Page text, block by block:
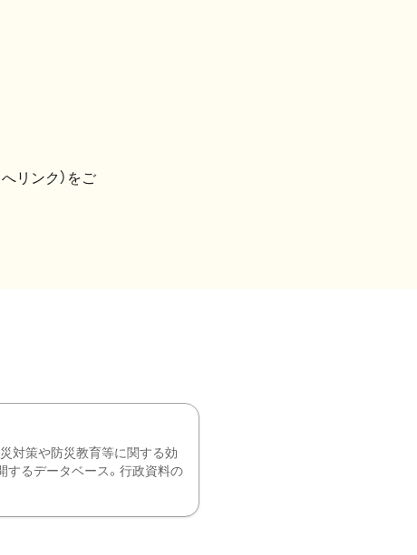
リンク）をご
対策や防災教育等に関する効
するデータベース。行政資料の